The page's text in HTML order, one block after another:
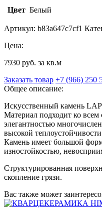
Цвет Белый
Артикул: b83a647c7cf1
Цена:
7930 руб. за кв.м
Заказать товар +7 (966) 250
Общее описание:
Искусственный камень
Материал подходит ко
элегантностью
высокой
Камень имеет большой
изностойкостью,
Структурированная
скопление грязи.
Вас также может